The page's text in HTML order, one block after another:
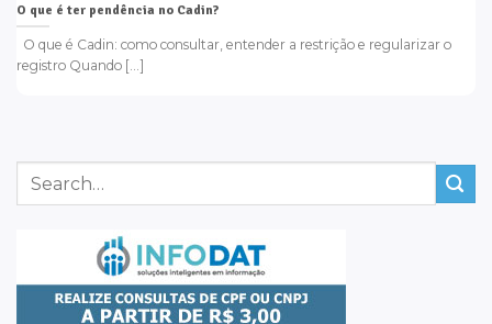
O que é ter pendência no Cadin?
O que é Cadin: como consultar, entender a restrição e regularizar o
registro Quando [...]